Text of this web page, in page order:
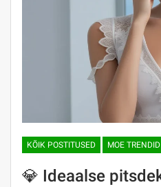
KÕIK POSTITUSED
💎 Ideaalse